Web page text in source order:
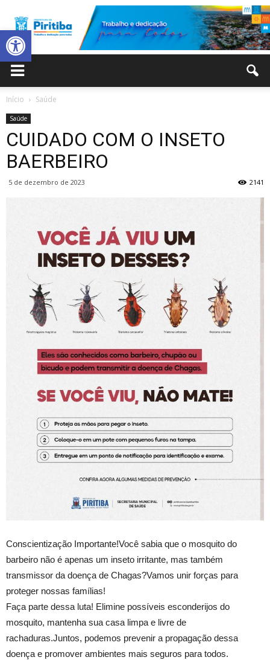
Abrir a barra de ferramentas
Municipal
Piritiba
Início Saúde
Saúde
CUIDADO COM O INSETO
BAERBEIRO
5 de dezembro de 2023 2141
Conscientização Importante!Você sabia que o mosquito do
barbeiro não é apenas um inseto irritante, mas também
transmissor da doença de Chagas?Vamos unir forças para
proteger nossas famílias!
Faça parte dessa luta! Elimine possíveis esconderijos do
mosquito, mantenha sua casa limpa e livre de
rachaduras.Juntos, podemos prevenir a propagação dessa
doença e promover ambientes mais seguros para todos.